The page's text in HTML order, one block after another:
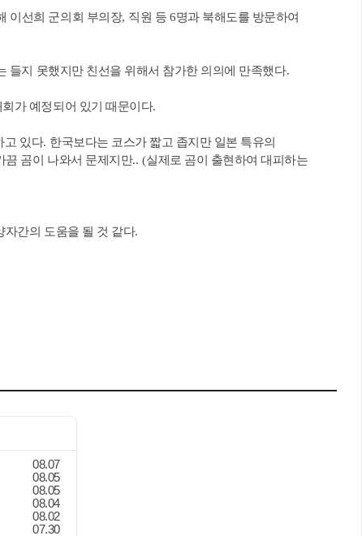
이선희 군의회 부의장, 직원 등 6명과 북해도를 방문하여
들지 못했지만 친선을 위해서 참가한 의의에 만족했다.
가 예정되어 있기 때문이다.
고 있다. 한국보다는 코스가 짧고 좁지만 일본 특유의
끔 곰이 나와서 문제지만.. (실제로 곰이 출현하여 대피하는
자간의 도움을 될 것 같다.
08.07
08.05
08.05
08.04
08.02
07.30